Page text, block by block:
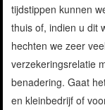
tijdstippen kunnen
thuis of, indien u dit
hechten we zeer
verzekeringsrelatie
benadering. Gaat
en kleinbedrijf of